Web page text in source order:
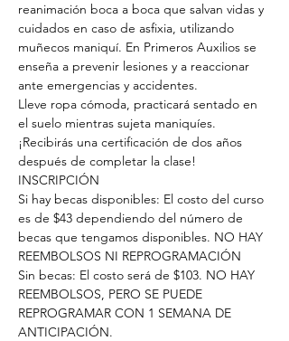
reanimación boca a boca que salvan vidas y
cuidados en caso de asfixia, utilizando
muñecos maniquí. En Primeros Auxilios se
enseña a prevenir lesiones y a reaccionar
ante emergencias y accidentes.
Lleve ropa cómoda, practicará sentado en
el suelo mientras sujeta maniquíes.
¡Recibirás una certificación de dos años
después de completar la clase!
INSCRIPCIÓN
Si hay becas disponibles: El costo del curso
es de $43 dependiendo del número de
becas que tengamos disponibles. NO HAY
REEMBOLSOS NI REPROGRAMACIÓN
Sin becas: El costo será de $103. NO HAY
REEMBOLSOS, PERO SE PUEDE
REPROGRAMAR CON 1 SEMANA DE
ANTICIPACIÓN.